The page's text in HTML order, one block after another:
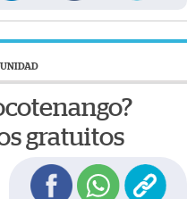
gratuitos